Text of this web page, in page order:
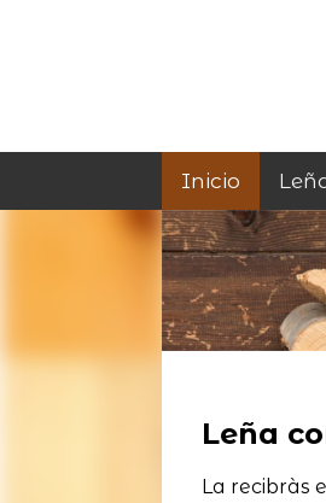
Inicio
Leña
La recibràs